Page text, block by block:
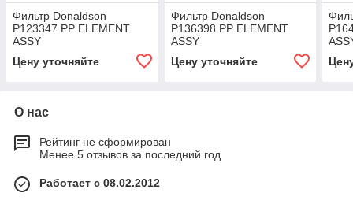
Фильтр Donaldson
P123347 PP ELEMENT
ASSY
Цену уточняйте
Фильтр Donaldson
P136398 PP ELEMENT
ASSY
Цену уточняйте
О нас
Рейтинг не сформирован
Менее 5 отзывов за последний год
Работает с 08.02.2012